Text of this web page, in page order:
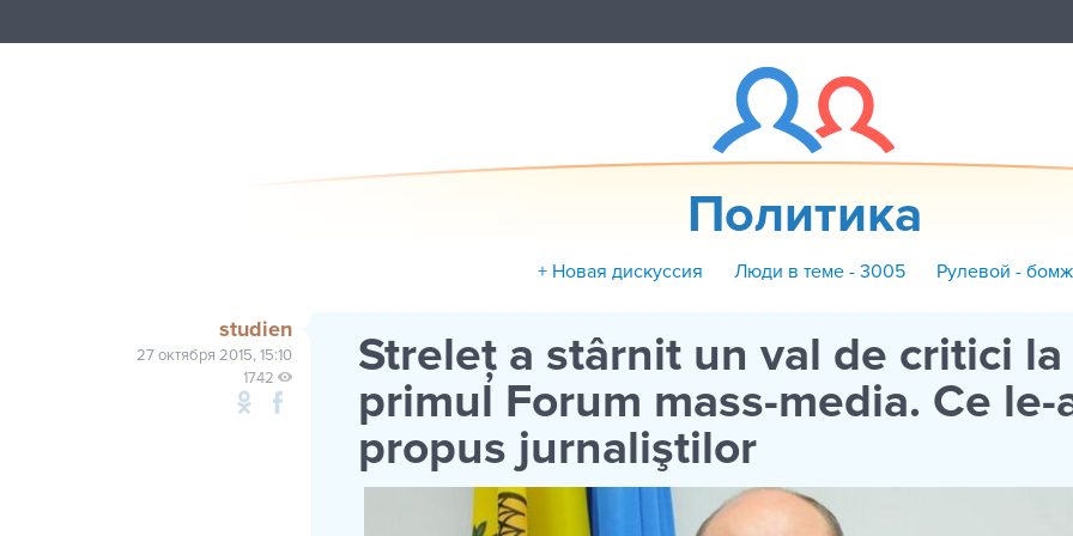
Политика
+ Новая дискуссия Люди в теме - 3005 Рулевой - бомж
studien
27 октября 2015, 15:10
1742
Streleţ a stârnit un val de critici la
primul Forum mass-media. Ce le-
propus jurnaliştilor